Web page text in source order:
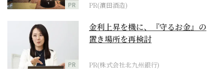
PR PR(濵田酒造)
PR
金利上昇を機に、『守るお金』の
置き場所を再検討
PR(株式会社北九州銀行)